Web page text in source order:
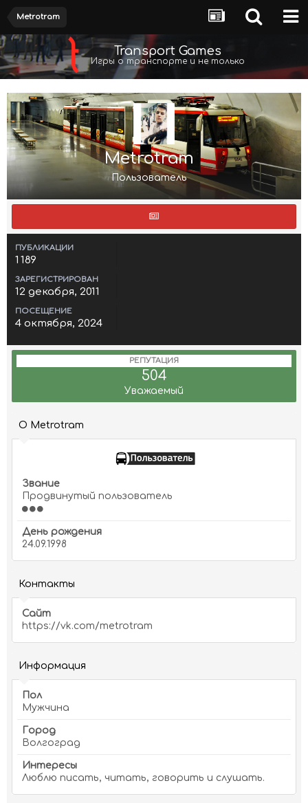
Metrotram
Transport Games
Игры о транспорте и не только
Metrotram
Пользователь
ПУБЛИКАЦИИ
1 189
ЗАРЕГИСТРИРОВАН
12 декабря, 2011
ПОСЕЩЕНИЕ
4 октября, 2024
РЕПУТАЦИЯ
504
Уважаемый
О Metrotram
Звание
Продвинутый пользователь
День рождения
24.09.1998
Контакты
Сайт
https://vk.com/metrotram
Информация
Пол
Мужчина
Город
Волгоград
Интересы
Люблю писать, читать, говорить и слушать.